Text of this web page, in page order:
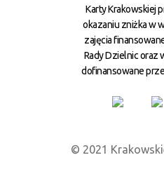
Karty Krakowskiej
okazaniu zniżka w
zajęcia
Rady Dzielnic oraz
dofinansowane
© 2021